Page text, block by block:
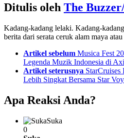
Ditulis oleh The
Kadang-kadang lelaki. Kadang-
berita dari serata ceruk alam maya
Artikel sebelum Musica Fest
Legenda Muzik Indonesia di
Artikel seterusnya StarCruises
Lebih Singkat Bersama Star
Apa Reaksi Anda?
Suka
0